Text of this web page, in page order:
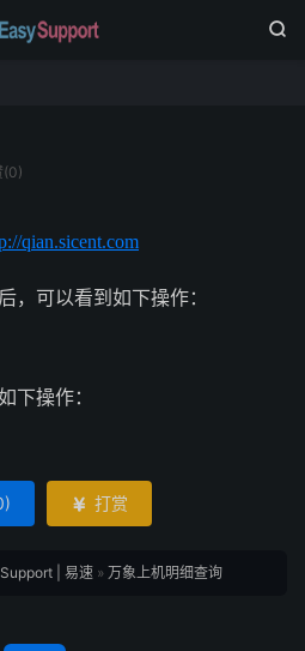

(0)
qian.sicent.com
，可以看到如下操作：
下操作：
)  打赏
| 易速» 万象上机明细查询